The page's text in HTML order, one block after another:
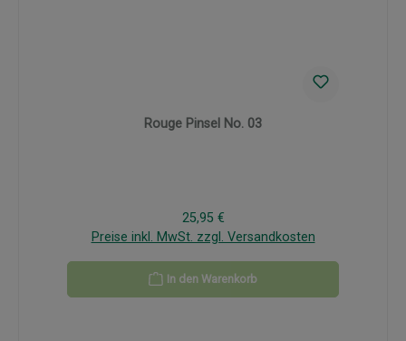
Rouge Pinsel No. 03
Regulärer Preis:
25,95 €
Preise inkl. MwSt. zzgl. Versandkosten
In den Warenkorb